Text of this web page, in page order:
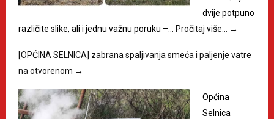
dvije potpuno
različite slike, ali i jednu važnu poruku –… Pročitaj više… →
[OPĆINA SELNICA] zabrana spaljivanja smeća i paljenje vatre
na otvorenom →
Općina
Selnica